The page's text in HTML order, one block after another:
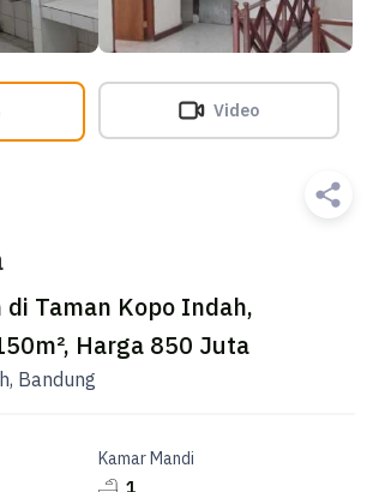
Video
di Taman Kopo Indah,
Harga 850 Juta
Bandung
Kamar Mandi
1